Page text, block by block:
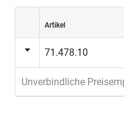
Artikel
71.478.10
Unverbindliche